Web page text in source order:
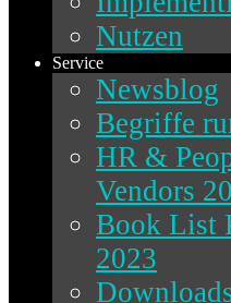
Nutzen
Service
Newsblog
Begriffe
HR &
Vendors
Book List
2023